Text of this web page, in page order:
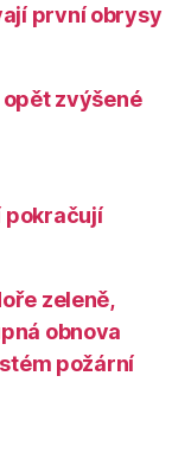
první obrysy
zvýšené
pokračují
zeleně,
obnova
požární